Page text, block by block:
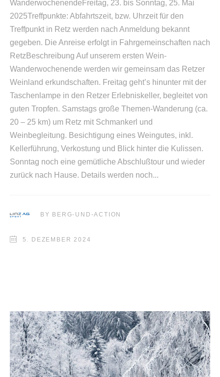
WanderwochenendeFreitag, 23. bis Sonntag, 25. Mai
2025Treffpunkte: Abfahrtszeit, bzw. Uhrzeit für den
Treffpunkt in Retz werden nach Anmeldung bekannt
gegeben. Die Anreise erfolgt in Fahrgemeinschaften nach
RetzBeschreibung Auf unserem ersten Wein-
Wanderwochenende werden wir gemeinsam das Retzer
Weinland erkundschaften. Freitag geht’s hinunter mit der
Taschenlampe in den Retzer Erlebniskeller, begleitet von
guten Tropfen. Samstags große Themen-Wanderung (ca.
20 – 25 km) um Retz mit Schmankerl und
Weinbegleitung. Besichtigung eines Weingutes, inkl.
Kellerführung, Verkostung und Blick hinter die Kulissen.
Sonntag noch eine gemütliche Abschlußtour und wieder
zurück nach Hause. Details werden noch
BY BERG-UND-ACTION
5. DEZEMBER 2024